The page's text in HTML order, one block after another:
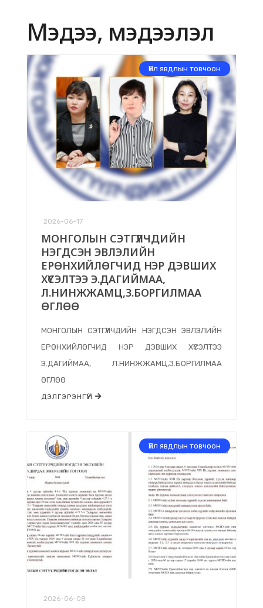
Мэдээ, мэдээлэл
Үйл явдлын товчоон
2026-06-17
МОНГОЛЫН СЭТГҮҮЛЧДИЙН
НЭГДСЭН ЭВЛЭЛИЙН
ЕРӨНХИЙЛӨГЧИД НЭР ДЭВШИХ
ХҮСЭЛТЭЭ Э.ДАГИЙМАА,
Л.НИНЖЖАМЦ,З.БОРГИЛМАА
ӨГЛӨӨ
МОНГОЛЫН СЭТГҮҮЛЧДИЙН НЭГДСЭН ЭВЛЭЛИЙН
ЕРӨНХИЙЛӨГЧИД НЭР ДЭВШИХ ХҮСЭЛТЭЭ
Э.ДАГИЙМАА, Л.НИНЖЖАМЦ,З.БОРГИЛМАА
ӨГЛӨӨ
ДЭЛГЭРЭНГҮЙ
Үйл явдлын товчоон
2026-06-08